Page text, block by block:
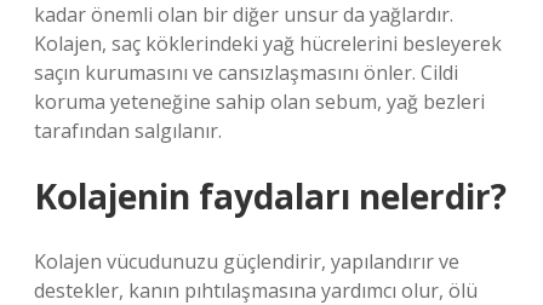
kadar önemli olan bir diğer unsur da yağlardır.
Kolajen, saç köklerindeki yağ hücrelerini besleyerek
saçın kurumasını ve cansızlaşmasını önler. Cildi
koruma yeteneğine sahip olan sebum, yağ bezleri
tarafından salgılanır.
Kolajenin faydaları nelerdir?
Kolajen vücudunuzu güçlendirir, yapılandırır ve
destekler, kanın pıhtılaşmasına yardımcı olur, ölü